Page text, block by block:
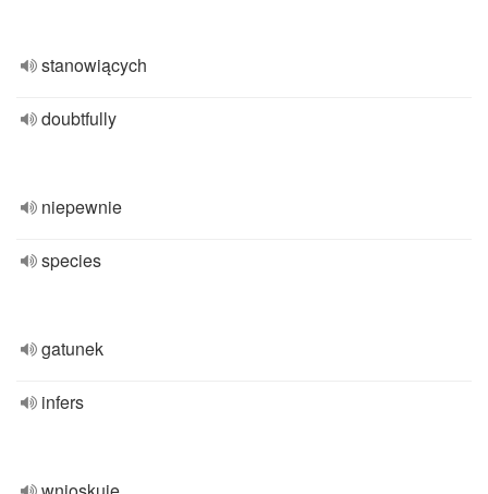
stanowiących
doubtfully
niepewnie
species
gatunek
infers